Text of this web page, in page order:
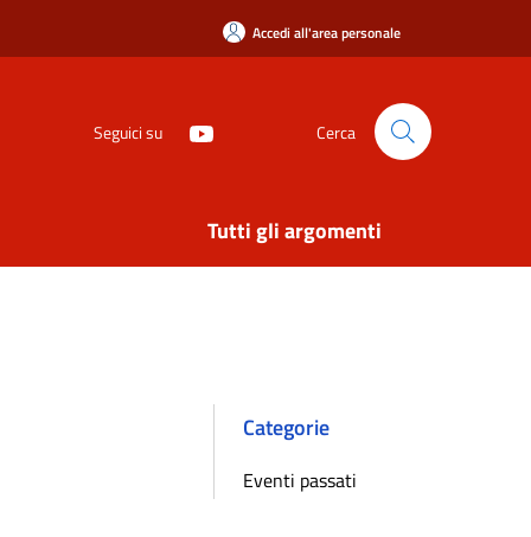
Accedi all'area personale
Seguici su Cerca
Tutti gli argomenti
Categorie
Eventi passati